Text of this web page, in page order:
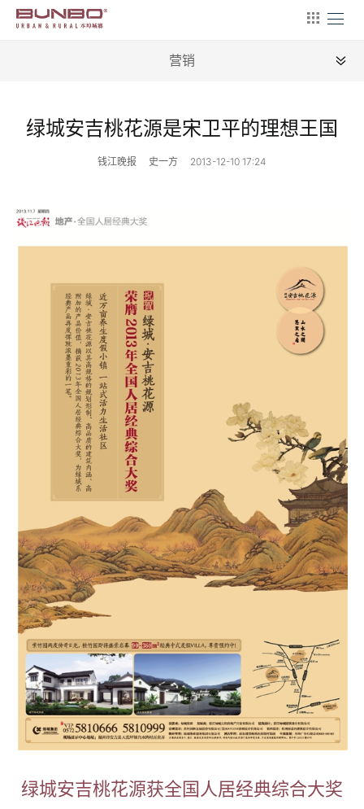
营销
新闻
地理
绿城安吉桃花源是宋卫平的理想王国
钱江晚报 史一方 2013-12-10 17:24
绿城安吉桃花源获全国人居经典综合大奖